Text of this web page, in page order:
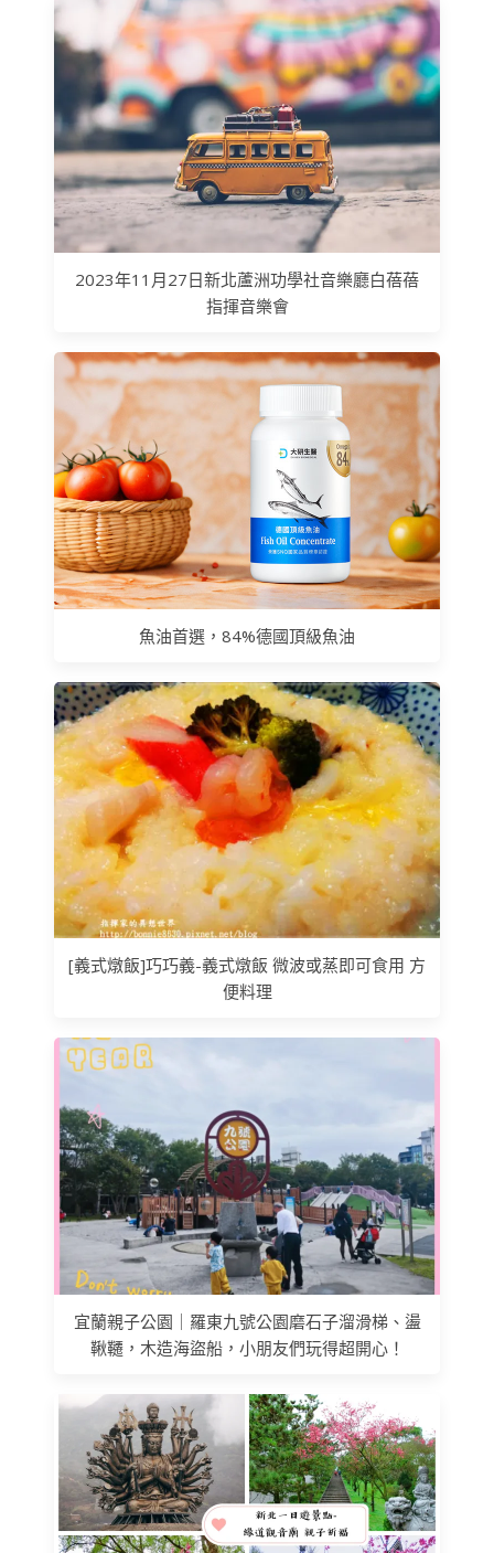
2023年11月27日新北蘆洲功學社音樂廳白蓓蓓
指揮音樂會
魚油首選，84%德國頂級魚油
[義式燉飯]巧巧義-義式燉飯 微波或蒸即可食用 方
便料理
宜蘭親子公園｜羅東九號公園磨石子溜滑梯、盪
鞦韆，木造海盜船，小朋友們玩得超開心！